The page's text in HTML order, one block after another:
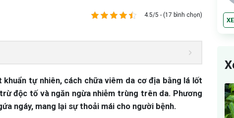
4.5/5 - (17 bình chọn)
tự nhiên, cách chữa viêm da cơ địa bằng lá lốt
độc tố và ngăn ngừa nhiễm trùng trên da. Phương
ngáy, mang lại sự thoải mái cho người bệnh.